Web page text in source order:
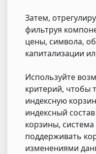
Затем,
фильтруя
цены, символа,
капитализации
Используйте
критерий, чтобы
индексную
индексный
корзины,
поддерживать
изменениями